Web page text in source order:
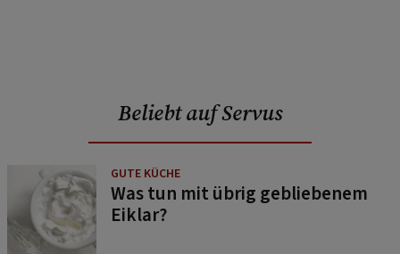
Beliebt auf Servus
GUTE KÜCHE
Was tun mit übrig gebliebenem
Eiklar?